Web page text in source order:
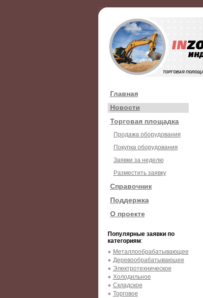
Главная
Новости
Торговая площадка
Продажа оборудования
Покупка оборудования
Заявки за неделю
Разместить заявку
Справочник
Поддержка
О проекте
Популярные заявки по
категориям:
Металлообрабатывающее
Деревообрабатывающее
Электротехническое
Холодильное
Складское
Торговое